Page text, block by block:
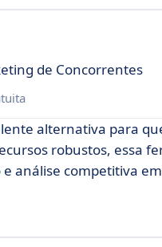
de Concorrentes
alternativa para
robustos, essa
análise competitiva